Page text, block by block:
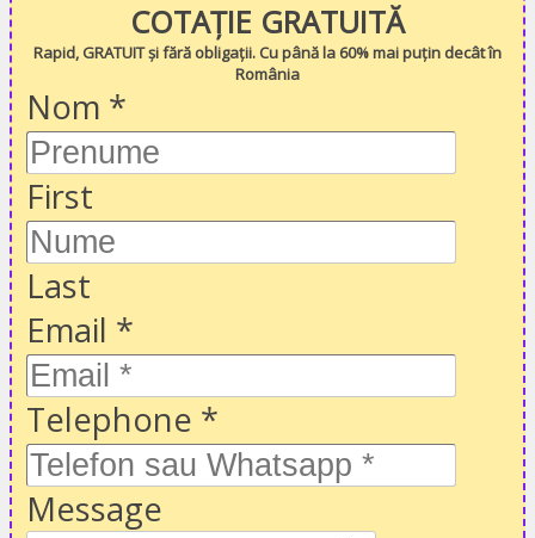
COTAȚIE GRATUITĂ
Rapid, GRATUIT și fără obligații. Cu până la 60% mai puțin decât în
România
Nom *
First
Last
Email *
Telephone *
Message